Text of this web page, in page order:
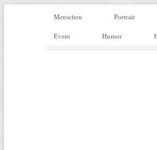
Menschen Portrait
Event Humor